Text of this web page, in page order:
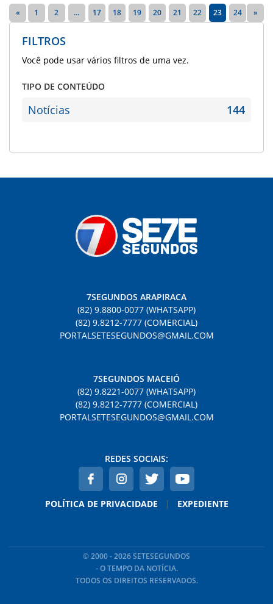
« 1 2 ... 17 18 19 20 21 22 23 24 »
FILTROS
Você pode usar vários filtros de uma vez.
TIPO DE CONTEÚDO
Notícias 144
7SEGUNDOS ARAPIRACA
(82) 9.8800-0077 (WHATSAPP)
(82) 9.8212-7777 (COMERCIAL)
PORTALSETESEGUNDOS@GMAIL.COM
7SEGUNDOS MACEIÓ
(82) 9.8221-0077 (WHATSAPP)
(82) 9.8212-7777 (COMERCIAL)
PORTALSETESEGUNDOS@GMAIL.COM
REDES SOCIAIS:
POLÍTICA DE PRIVACIDADE | EXPEDIENTE
© 2000 - 2026 SETESEGUNDOS
- O TEMPO DA NOTÍCIA.
TODOS OS DIREITOS RESERVADOS.